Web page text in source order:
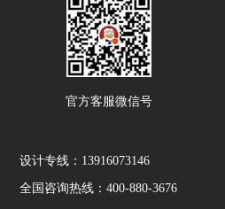
官方客服微信号
设计专线：13916073146
全国咨询热线：400-880-3676